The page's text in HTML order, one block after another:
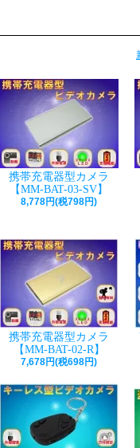
携帯充電器型カメラ
【MM-BAT-03-SV】
8,778円(税798円)
携帯充電器型カメラ
【MM-BAT-02-R】
7,678円(税698円)